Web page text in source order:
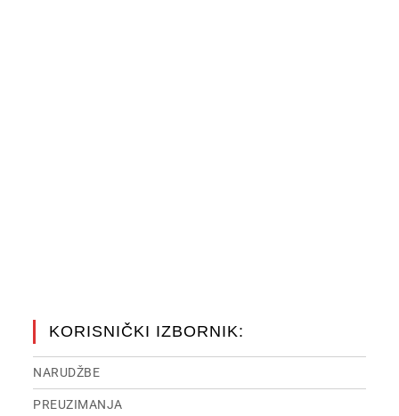
KORISNIČKI IZBORNIK:
NARUDŽBE
PREUZIMANJA